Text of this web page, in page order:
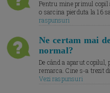
Pentru mine primul copil
o sarcina pierduta la 16
raspunsuri
Ne certam mai
normal?
De când a aparut copilul,
remarca. Cine s-a trezit
Vezi raspunsuri